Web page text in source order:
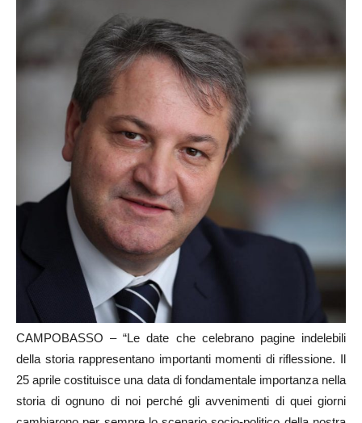
CAMPOBASSO – “Le date che celebrano pagine indelebili
della storia rappresentano importanti momenti di riflessione. Il
25 aprile costituisce una data di fondamentale importanza nella
storia di ognuno di noi perché gli avvenimenti di quei giorni